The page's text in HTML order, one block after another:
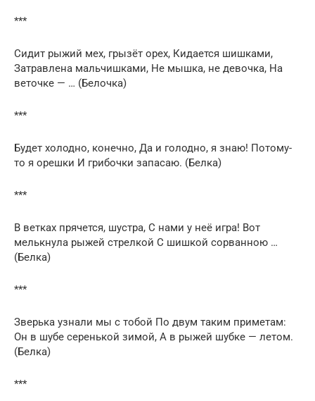
***
Сидит рыжий мех, грызёт орех, Кидается шишками,
Затравлена мальчишками, Не мышка, не девочка, На
веточке — … (Белочка)
***
Будет холодно, конечно, Да и голодно, я знаю! Потому-
то я орешки И грибочки запасаю. (Белка)
***
В ветках прячется, шустра, С нами у неё игра! Вот
мелькнула рыжей стрелкой С шишкой сорванною …
(Белка)
***
Зверька узнали мы с тобой По двум таким приметам:
Он в шубе серенькой зимой, А в рыжей шубке — летом.
(Белка)
***